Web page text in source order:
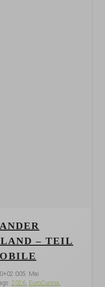
– TEIL
5. Mai
2026, EuroCucina,